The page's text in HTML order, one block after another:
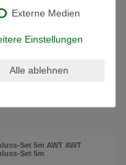
Abdeckung Innovation
Set 5m AWT AWT
Set 5m
Externe Medien
Einstellungen
Alle ablehnen